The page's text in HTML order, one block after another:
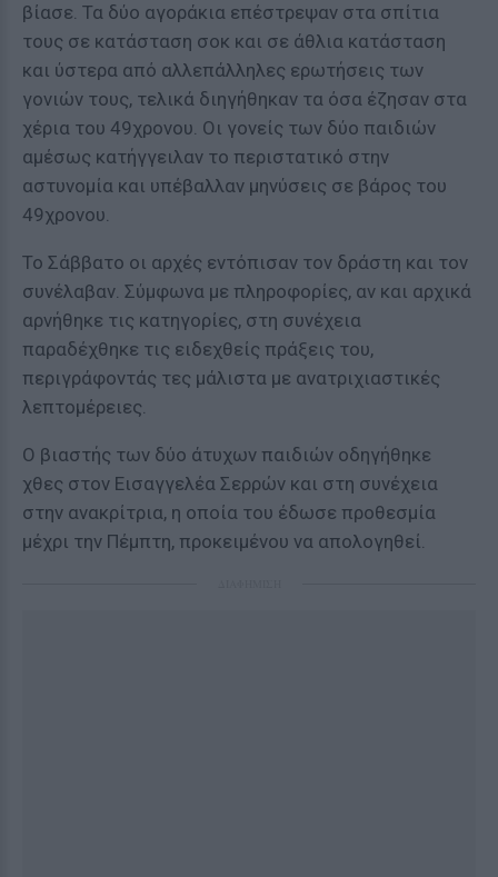
βίασε. Τα δύο αγοράκια επέστρεψαν στα σπίτια
τους σε κατάσταση σοκ και σε άθλια κατάσταση
και ύστερα από αλλεπάλληλες ερωτήσεις των
γονιών τους, τελικά διηγήθηκαν τα όσα έζησαν στα
χέρια του 49χρονου. Οι γονείς των δύο παιδιών
αμέσως κατήγγειλαν το περιστατικό στην
αστυνομία και υπέβαλλαν μηνύσεις σε βάρος του
49χρονου.
Το Σάββατο οι αρχές εντόπισαν τον δράστη και τον
συνέλαβαν. Σύμφωνα με πληροφορίες, αν και αρχικά
αρνήθηκε τις κατηγορίες, στη συνέχεια
παραδέχθηκε τις ειδεχθείς πράξεις του,
περιγράφοντάς τες μάλιστα με ανατριχιαστικές
λεπτομέρειες.
Ο βιαστής των δύο άτυχων παιδιών οδηγήθηκε
χθες στον Εισαγγελέα Σερρών και στη συνέχεια
στην ανακρίτρια, η οποία του έδωσε προθεσμία
μέχρι την Πέμπτη, προκειμένου να απολογηθεί.